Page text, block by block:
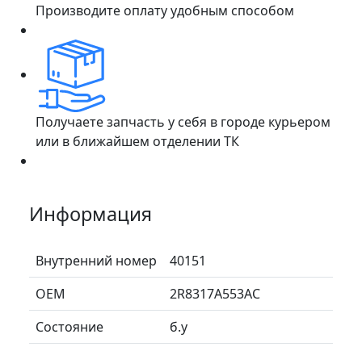
Производите оплату удобным способом
Получаете запчасть у себя в городе курьером
или в ближайшем отделении ТК
Информация
Внутренний номер
40151
ОЕМ
2R8317A553AC
Состояние
б.у